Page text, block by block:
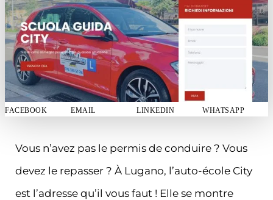
FACEBOOK EMAIL LINKEDIN WHATSAPP
Vous n’avez pas le permis de conduire ? Vous
devez le repasser ? À Lugano, l’auto-école City
est l’adresse qu’il vous faut ! Elle se montre